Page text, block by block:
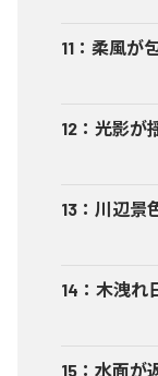
11 ： 柔風が
12 ： 光影が
13 ： 川辺景
14 ： 木洩れ
15 ： 水面が